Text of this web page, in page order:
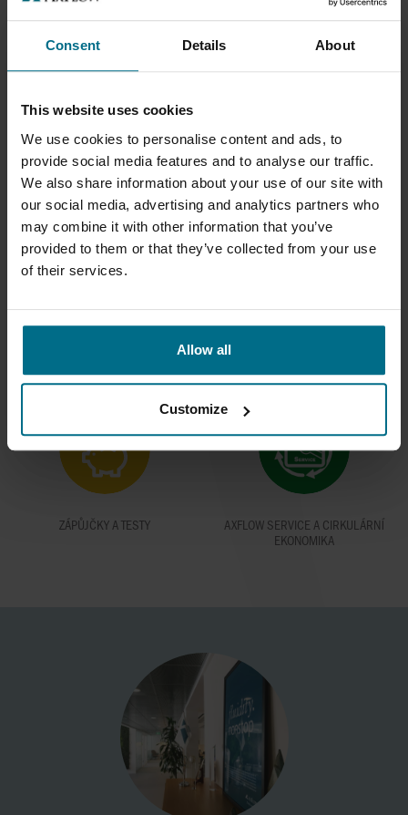
Consent Details About
This website uses cookies
We use cookies to personalise content and ads, to
provide social media features and to analyse our traffic.
We also share information about your use of our site with
our social media, advertising and analytics partners who
may combine it with other information that you’ve
provided to them or that they’ve collected from your use
of their services.
Allow all
Customize
AXFLOW SERVICE MONTÁŽ A INSTALACE
ZÁPŮJČKY A TESTY
AXFLOW SERVICE A CIRKULÁRNÍ
EKONOMIKA